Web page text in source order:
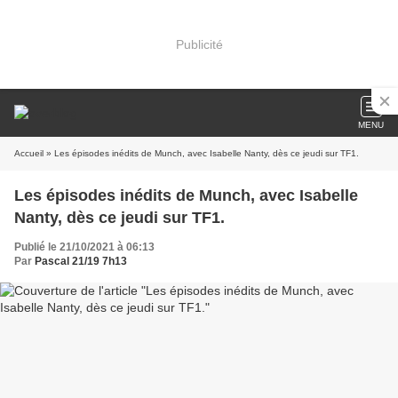
Publicité
MENU
Accueil » Les épisodes inédits de Munch, avec Isabelle Nanty, dès ce jeudi sur TF1.
Les épisodes inédits de Munch, avec Isabelle
Nanty, dès ce jeudi sur TF1.
Publié le 21/10/2021 à 06:13
Par Pascal 21/19 7h13